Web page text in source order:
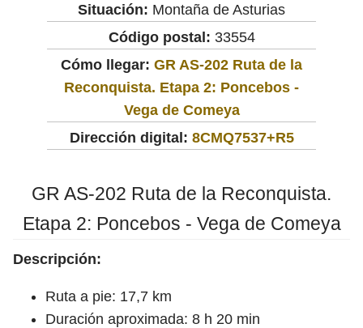
Situación: Montaña de Asturias
Código postal: 33554
Cómo llegar: GR AS-202 Ruta de la
Reconquista. Etapa 2: Poncebos -
Vega de Comeya
Dirección digital: 8CMQ7537+R5
GR AS-202 Ruta de la Reconquista.
Etapa 2: Poncebos - Vega de Comeya
Descripción:
Ruta a pie: 17,7 km
Duración aproximada: 8 h 20 min